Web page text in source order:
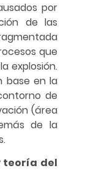
por
de las
que
explosión.
base en la
de
(área
de la
teoría del